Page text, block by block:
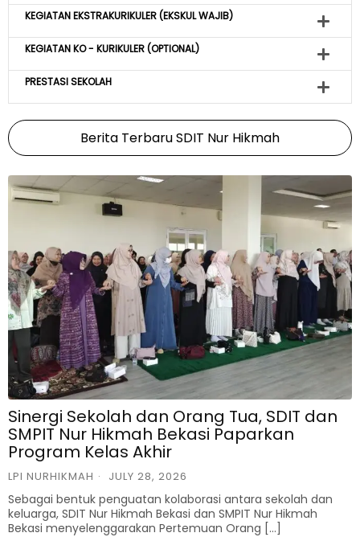
KEGIATAN EKSTRAKURIKULER (EKSKUL WAJIB)
KEGIATAN KO - KURIKULER (OPTIONAL)
PRESTASI SEKOLAH
Berita Terbaru SDIT Nur Hikmah
Sinergi Sekolah dan Orang Tua, SDIT dan
SMPIT Nur Hikmah Bekasi Paparkan
Program Kelas Akhir
LPI NURHIKMAH JULY 28, 2026
Sebagai bentuk penguatan kolaborasi antara sekolah dan
keluarga, SDIT Nur Hikmah Bekasi dan SMPIT Nur Hikmah
Bekasi menyelenggarakan Pertemuan Orang […]